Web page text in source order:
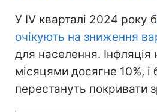
У ІV кварталі 2024 року б
очікують на зниження
для населення.
місяцями досягне 10%, і
перестануть покривати